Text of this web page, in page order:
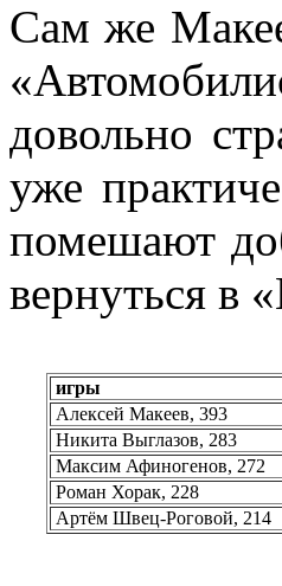
Сам же
довольно
уже
помешают
вернуться в
игры
Алексей Макеев, 393
Никита Выглазов, 283
Максим Афиногенов, 272
Роман Хорак, 228
Артём Швец-Роговой, 214